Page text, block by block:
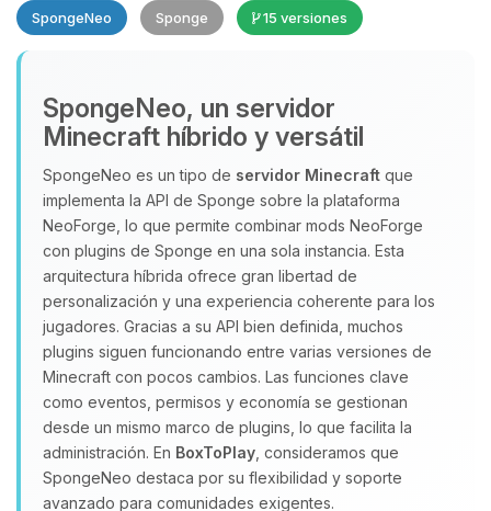
SpongeNeo Sponge 15 versiones
SpongeNeo, un servidor
Minecraft híbrido y versátil
SpongeNeo es un tipo de servidor Minecraft que
implementa la API de Sponge sobre la plataforma
NeoForge, lo que permite combinar mods NeoForge
con plugins de Sponge en una sola instancia. Esta
arquitectura híbrida ofrece gran libertad de
personalización y una experiencia coherente para los
jugadores. Gracias a su API bien definida, muchos
plugins siguen funcionando entre varias versiones de
Minecraft con pocos cambios. Las funciones clave
como eventos, permisos y economía se gestionan
desde un mismo marco de plugins, lo que facilita la
administración. En BoxToPlay , consideramos que
SpongeNeo destaca por su flexibilidad y soporte
avanzado para comunidades exigentes.
Yupi, por fin alguien con quien
hablar! Soy Choupy, tu pequeno
asistente de BoxToPlay. Cuentame
que necesitas y moveré mis
pequenos circuitos para ayudarte.
06/08/2026 18:28